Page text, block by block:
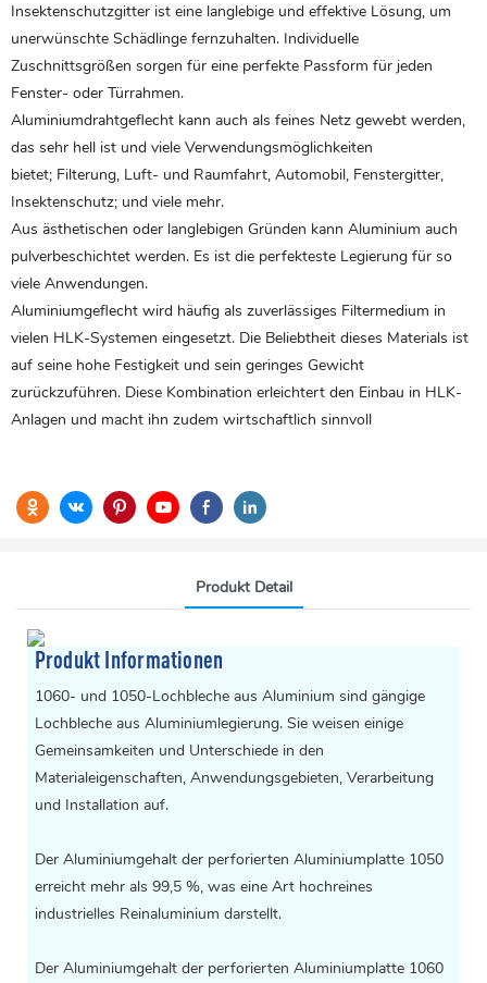
Insektenschutzgitter ist eine langlebige und effektive Lösung, um
unerwünschte Schädlinge fernzuhalten. Individuelle
Zuschnittsgrößen sorgen für eine perfekte Passform für jeden
Fenster- oder Türrahmen.
Aluminiumdrahtgeflecht kann auch als feines Netz gewebt werden,
das sehr hell ist und viele Verwendungsmöglichkeiten
bietet; Filterung, Luft- und Raumfahrt, Automobil, Fenstergitter,
Insektenschutz; und viele mehr.
Aus ästhetischen oder langlebigen Gründen kann Aluminium auch
pulverbeschichtet werden. Es ist die perfekteste Legierung für so
viele Anwendungen.
Aluminiumgeflecht wird häufig als zuverlässiges Filtermedium in
vielen HLK-Systemen eingesetzt. Die Beliebtheit dieses Materials ist
auf seine hohe Festigkeit und sein geringes Gewicht
zurückzuführen. Diese Kombination erleichtert den Einbau in HLK-
Anlagen und macht ihn zudem wirtschaftlich sinnvoll
Produkt Detail
Produkt Informationen
1060- und 1050-Lochbleche aus Aluminium sind gängige
Lochbleche aus Aluminiumlegierung. Sie weisen einige
Gemeinsamkeiten und Unterschiede in den
Materialeigenschaften, Anwendungsgebieten, Verarbeitung
und Installation auf.
Der Aluminiumgehalt der perforierten Aluminiumplatte 1050
erreicht mehr als 99,5 %, was eine Art hochreines
industrielles Reinaluminium darstellt.
Der Aluminiumgehalt der perforierten Aluminiumplatte 1060